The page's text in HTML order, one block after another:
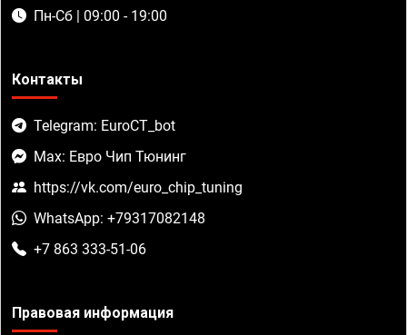
Пн-Сб | 09:00 - 19:00
Контакты
Telegram: EuroCT_bot
Max: Евро Чип Тюнинг
https://vk.com/euro_chip_tuning
WhatsApp: +79317082148
+7 863 333-51-06
Правовая информация